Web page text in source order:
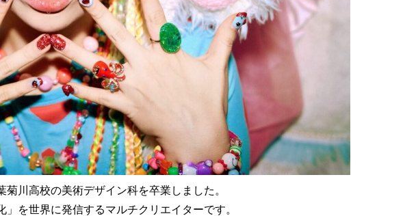
川高校の美術デザイン科を卒業しました。
を世界に発信するマルチクリエイターです。